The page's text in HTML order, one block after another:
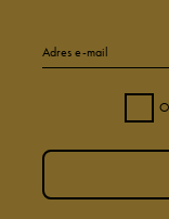
Adres e-mail